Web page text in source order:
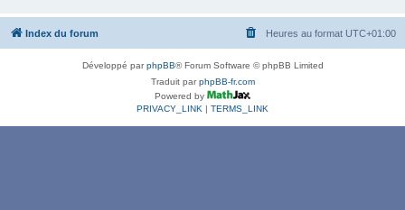
c
Index du forum Heures au format UTC+01:00
Développé parphpBB® Forum Software © phpBB Limited
Traduit parphpBB-fr.com
Powered by
PRIVACY_LINK | TERMS_LINK